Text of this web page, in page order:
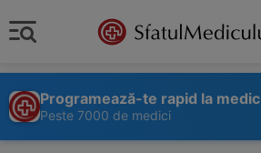
Programează-te rapid la medic
Peste 7000 de medici